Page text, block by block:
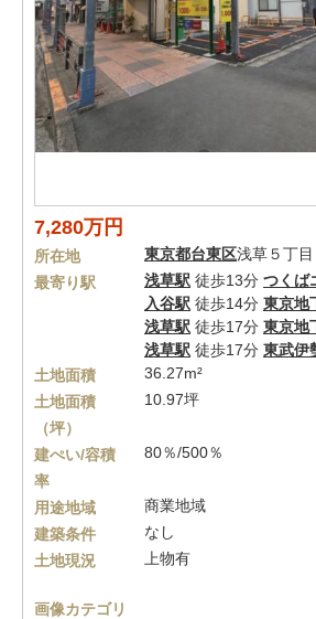
7,280万円
所在地 東京都台東区浅草５丁目
最寄り駅
浅草駅 徒歩13分 つくば
入谷駅 徒歩14分 東京地
浅草駅 徒歩17分 東京地
浅草駅 徒歩17分 東武伊
土地面積
36.27m²
土地面積
（坪）
10.97坪
建ぺい/容積
率
80％/500％
用途地域
商業地域
建築条件
なし
土地現況
上物有
画像カテゴリ